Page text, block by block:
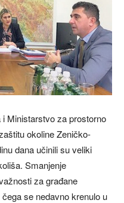
Ministarstvo za prostorno
okoline Zeničko-
dana učinili su veliki
Smanjenje
za građane
se nedavno krenulo u